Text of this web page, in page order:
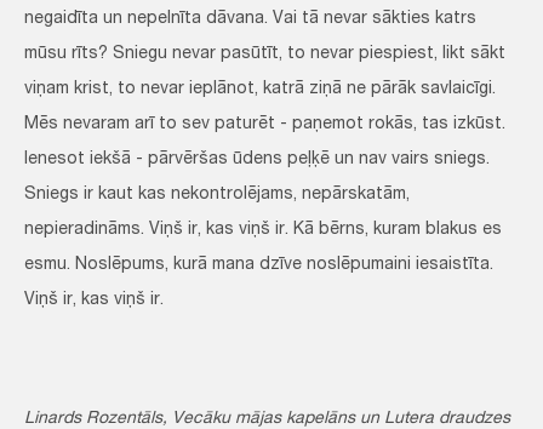
negaidīta un nepelnīta dāvana. Vai tā nevar sākties katrs
mūsu rīts? Sniegu nevar pasūtīt, to nevar piespiest, likt sākt
viņam krist, to nevar ieplānot, katrā ziņā ne pārāk savlaicīgi.
Mēs nevaram arī to sev paturēt - paņemot rokās, tas izkūst.
Ienesot iekšā - pārvēršas ūdens peļķē un nav vairs sniegs.
Sniegs ir kaut kas nekontrolējams, nepārskatām,
nepieradināms. Viņš ir, kas viņš ir. Kā bērns, kuram blakus es
esmu. Noslēpums, kurā mana dzīve noslēpumaini iesaistīta.
Viņš ir, kas viņš ir.
Linards Rozentāls, Vecāku mājas kapelāns un Lutera draudzes